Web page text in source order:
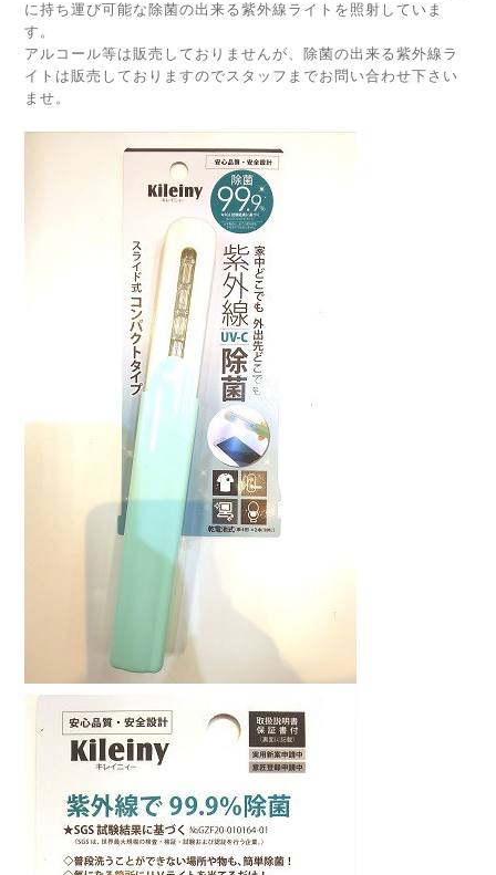
に持ち運び可能な除菌の出来る紫外線ライトを照射していま
す。
アルコール等は販売しておりませんが、除菌の出来る紫外線ラ
イトは販売しておりますのでスタッフまでお問い合わせ下さい
ませ。